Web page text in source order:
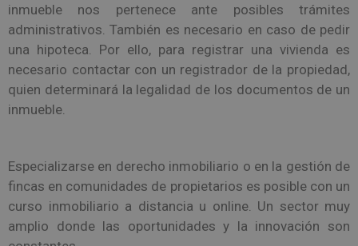
inmueble nos pertenece ante posibles trámites
administrativos. También es necesario en caso de pedir
una hipoteca. Por ello, para registrar una vivienda es
necesario contactar con un registrador de la propiedad,
quien determinará la legalidad de los documentos de un
inmueble.
Especializarse en derecho inmobiliario o en la gestión de
fincas en comunidades de propietarios es posible con un
curso inmobiliario a distancia u online. Un sector muy
amplio donde las oportunidades y la innovación son